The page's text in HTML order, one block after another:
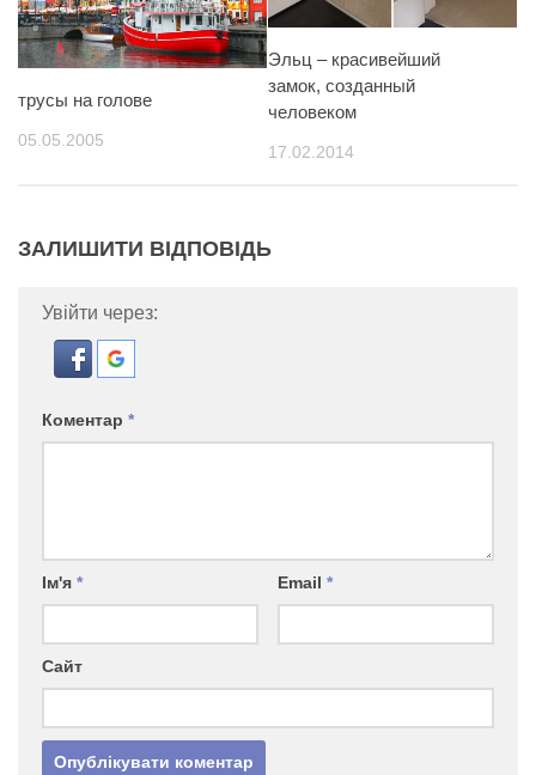
трусы на голове
05.05.2005
Эльц – красивейший
замок, созданный
человеком
17.02.2014
ЗАЛИШИТИ ВІДПОВІДЬ
Увійти через:
Коментар *
Ім'я * Email *
Сайт